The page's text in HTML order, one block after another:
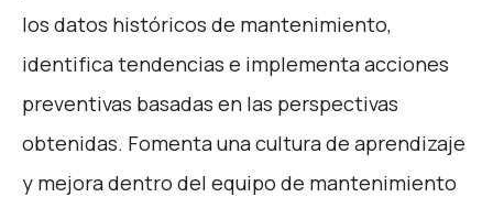
los datos históricos de mantenimiento,
identifica tendencias e implementa acciones
preventivas basadas en las perspectivas
obtenidas. Fomenta una cultura de aprendizaje
y mejora dentro del equipo de mantenimiento